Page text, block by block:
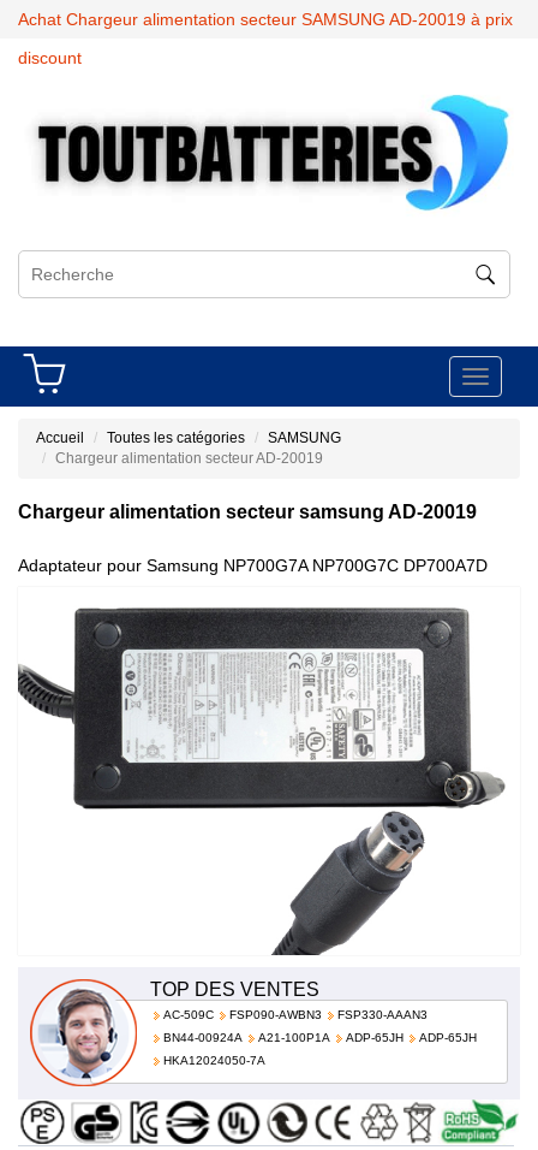
Achat Chargeur alimentation secteur SAMSUNG AD-20019 à prix
discount
Toggle
Accueil Toutes les catégories
SAMSUNG
Chargeur alimentation secteur AD-20019
Chargeur alimentation secteur samsung AD-20019
Adaptateur pour Samsung NP700G7A NP700G7C DP700A7D
100-240V 50-60Hz (for worldwide use) AD-20019
TOP DES VENTES
AC-509C FSP090-AWBN3
FSP330-AAAN3
BN44-00924A
A21-100P1A ADP-65JH
ADP-65JH
HKA12024050-7A